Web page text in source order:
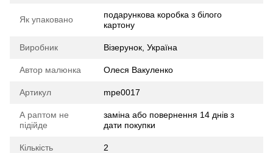
Як упаковано
подарункова коробка з білого
картону
Виробник Візерунок, Україна
Автор малюнка Олеся Вакуленко
Артикул mpe0017
А раптом не
підійде
заміна або повернення 14 днів з
дати покупки
Кількість 2